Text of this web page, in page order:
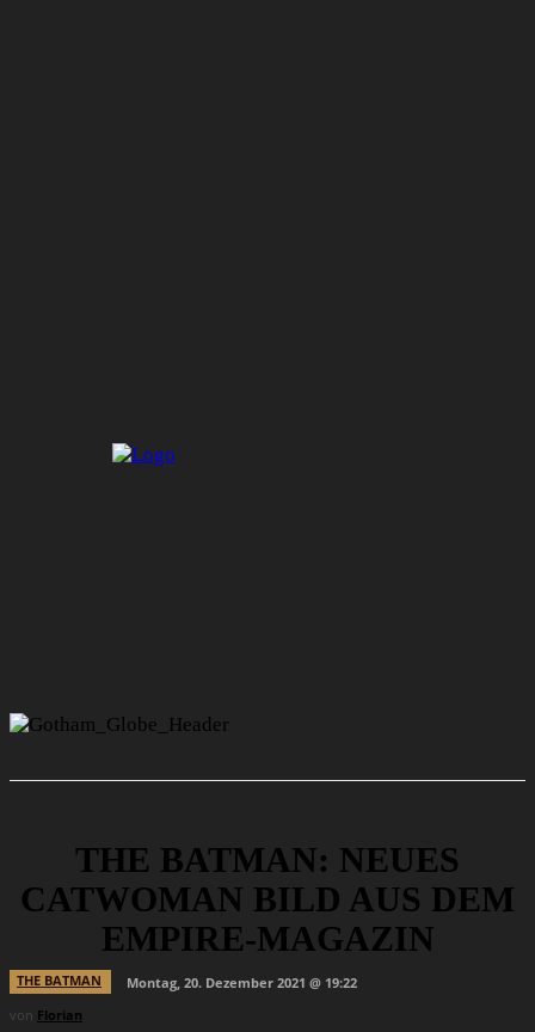
THE BATMAN: NEUES
CATWOMAN BILD AUS DEM
EMPIRE-MAGAZIN
THE BATMAN
Montag, 20. Dezember 2021 @ 19:22
von Florian